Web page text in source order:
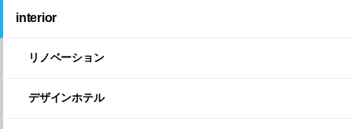
interior
リノベーション
デザインホテル